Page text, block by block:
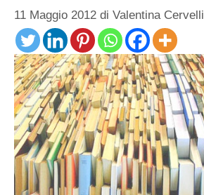
11 Maggio 2012 di Valentina Cervelli